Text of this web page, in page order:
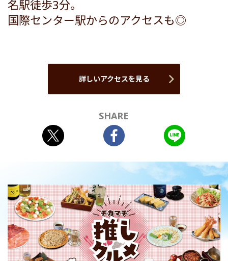
名駅徒歩3分。
国際センター駅からのアクセスも◎
詳しいアクセスを見る
SHARE